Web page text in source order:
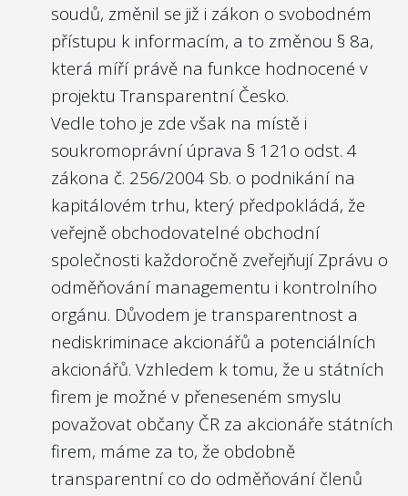
soudů, změnil se již i zákon o svobodném
přístupu k informacím, a to změnou§ 8a,
která míří právě na funkce hodnocené v
projektu Transparentní Česko.
Vedle toho je zde však na místě i
soukromoprávní úprava§ 121o odst. 4
zákona č. 256/2004 Sb. o podnikání na
kapitálovém trhu, který předpokládá, že
veřejně obchodovatelné obchodní
společnosti každoročně zveřejňují Zprávu o
odměňování managementu i kontrolního
orgánu. Důvodem je transparentnost a
nediskriminace akcionářů a potenciálních
akcionářů. Vzhledem k tomu, že u státních
firem je možné v přeneseném smyslu
považovat občany ČR za akcionáře státních
firem, máme za to, že obdobně
transparentní co do odměňování členů